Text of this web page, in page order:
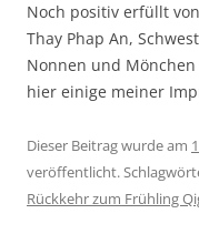
Noch positiv erfüllt
Thay Phap An,
Nonnen und
hier einige meiner
Dieser Beitrag wurde am
veröffentlicht.
Rückkehr zum Frühling